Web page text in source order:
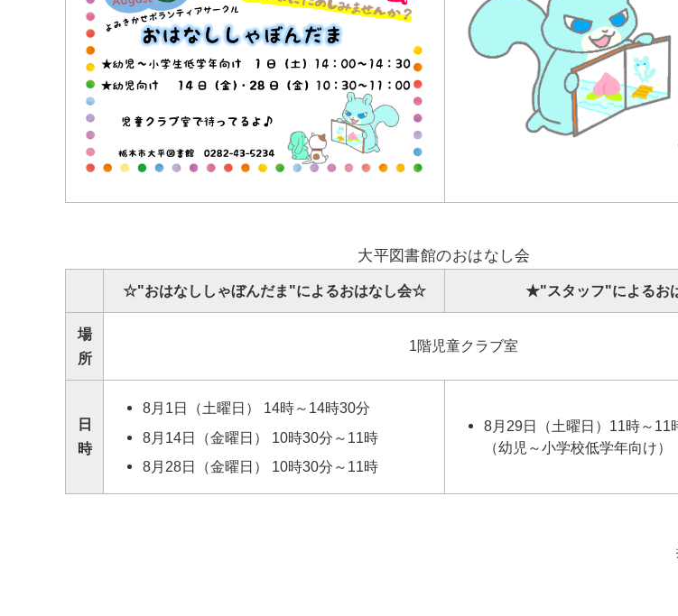
大平図書館のおはなし会
☆"おはなししゃぼんだま"によるおはなし会☆ ★"スタッフ"によるお
場
所
1階児童クラブ室
日
時
8月1日（土曜日） 14時～14時30分
8月14日（金曜日） 10時30分～11時
8月28日（金曜日） 10時30分～11時
8月29日（土曜日）11時～11
（幼児～小学校低学年向け）